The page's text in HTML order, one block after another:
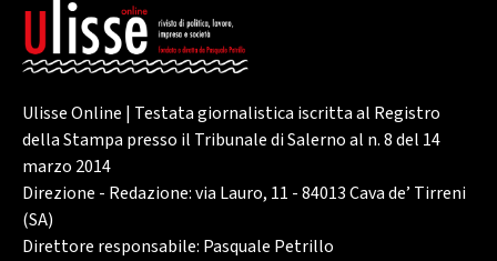
Ulisse Online | Testata giornalistica iscritta al Registro
della Stampa presso il Tribunale di Salerno al n. 8 del 14
marzo 2014
Direzione - Redazione: via Lauro, 11 - 84013 Cava de’ Tirreni
(SA)
Direttore responsabile: Pasquale Petrillo